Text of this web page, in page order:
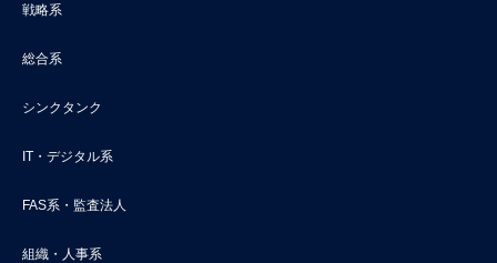
戦略系
総合系
シンクタンク
IT・デジタル系
FAS系・監査法人
組織・人事系